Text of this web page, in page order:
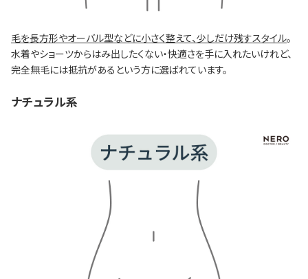
毛を長方形やオーバル型などに小さく整えて、少しだけ残すスタイル。
水着やショーツからはみ出したくない・快適さを手に入れたいけれど、
完全無毛には抵抗があるという方に選ばれています。
ナチュラル系